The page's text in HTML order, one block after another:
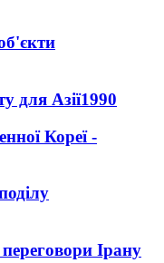
для Азії1990
Кореї -
Ірану